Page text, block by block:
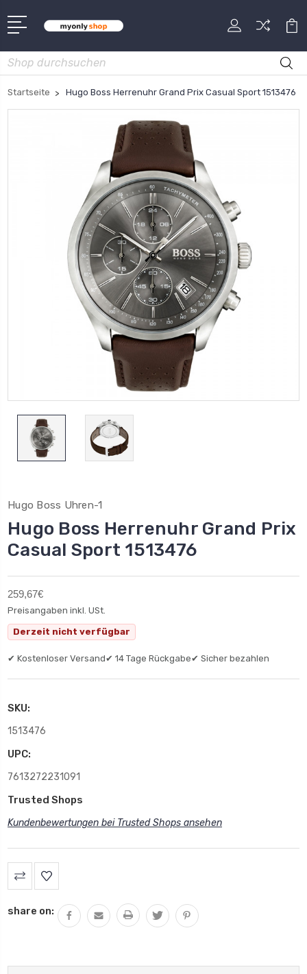
Suche
Startseite Hugo Boss Herrenuhr Grand Prix Casual Sport 1513476
Hugo Boss Uhren-1
Hugo Boss Herrenuhr Grand Prix
Casual Sport 1513476
259,67€
Preisangaben inkl. USt.
Derzeit nicht verfügbar
✔ Kostenloser Versand✔ 14 Tage Rückgabe✔ Sicher bezahlen
SKU:
1513476
UPC:
7613272231091
Trusted Shops
Kundenbewertungen bei Trusted Shops ansehen
share on: